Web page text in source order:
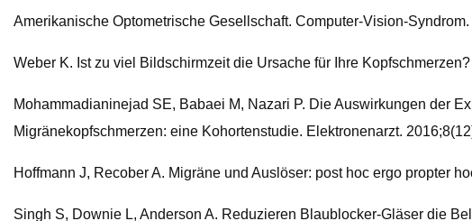
Amerikanische Optometrische Gesellschaft. Computer-Vision-Syndrom.
Weber K. Ist zu viel Bildschirmzeit die Ursache für Ihre
Mohammadianinejad SE, Babaei M, Nazari P. Die Auswirkungen der
Migränekopfschmerzen: eine Kohortenstudie. Elektronenarzt.
Hoffmann J, Recober A. Migräne und Auslöser: post hoc ergo propter
Singh S, Downie L, Anderson A. Reduzieren Blaublocker-Gläser die